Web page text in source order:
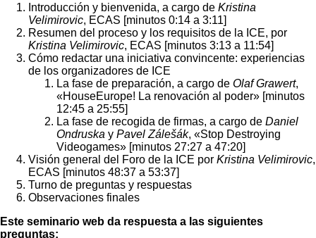
Introducción y bienvenida, a cargo de Kristina
Velimirovic, ECAS [minutos 0:14 a 3:11]
Resumen del proceso y los requisitos de la ICE, por
Kristina Velimirovic, ECAS [minutos 3:13 a 11:54]
Cómo redactar una iniciativa convincente: experiencias
de los organizadores de ICE
La fase de preparación, a cargo de Olaf Grawert,
«HouseEurope! La renovación al poder» [minutos
12:45 a 25:55]
La fase de recogida de firmas, a cargo de Daniel
Ondruska y Pavel Zálešák, «Stop Destroying
Videogames» [minutos 27:27 a 47:20]
Visión general del Foro de la ICE por Kristina Velimirovic,
ECAS [minutos 48:37 a 53:37]
Turno de preguntas y respuestas
Observaciones finales
Este seminario web da respuesta a las siguientes
preguntas: